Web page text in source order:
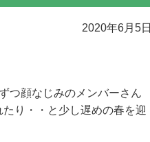
2020年6月5日
つ顔なじみのメンバーさん
り・・と少し遅めの春を迎